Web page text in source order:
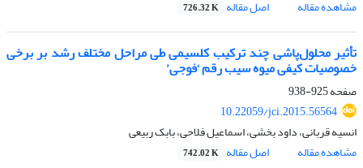
مشاهده مقاله
اصل مقاله 726.32 K
تأثیر محلول‌پاشی چند ترکیب کلسیمی طی مراحل مختلف رشد بر برخی
خصوصیات کیفی میوه سیب رقم ‘فوجی’
صفحه925-938
10.22059/jci.2015.56564
انسیه قربانی، داود بخشی، اسماعیل فلاحی، بابک ربیعی
مشاهده مقاله
اصل مقاله 742.02 K